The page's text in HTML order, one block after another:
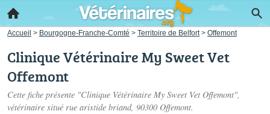
Accueil > Bourgogne-Franche-Comté > Territoire de Belfort > Offemont
Clinique Vétérinaire My Sweet Vet
Offemont
Cette fiche présente "Clinique Vétérinaire My Sweet Vet Offemont",
vétérinaire situé rue aristide briand, 90300 Offemont.